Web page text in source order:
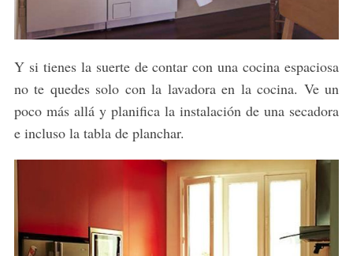
Y si tienes la suerte de contar con una cocina espaciosa
no te quedes solo con la lavadora en la cocina. Ve un
poco más allá y planifica la instalación de una secadora
e incluso la tabla de planchar.